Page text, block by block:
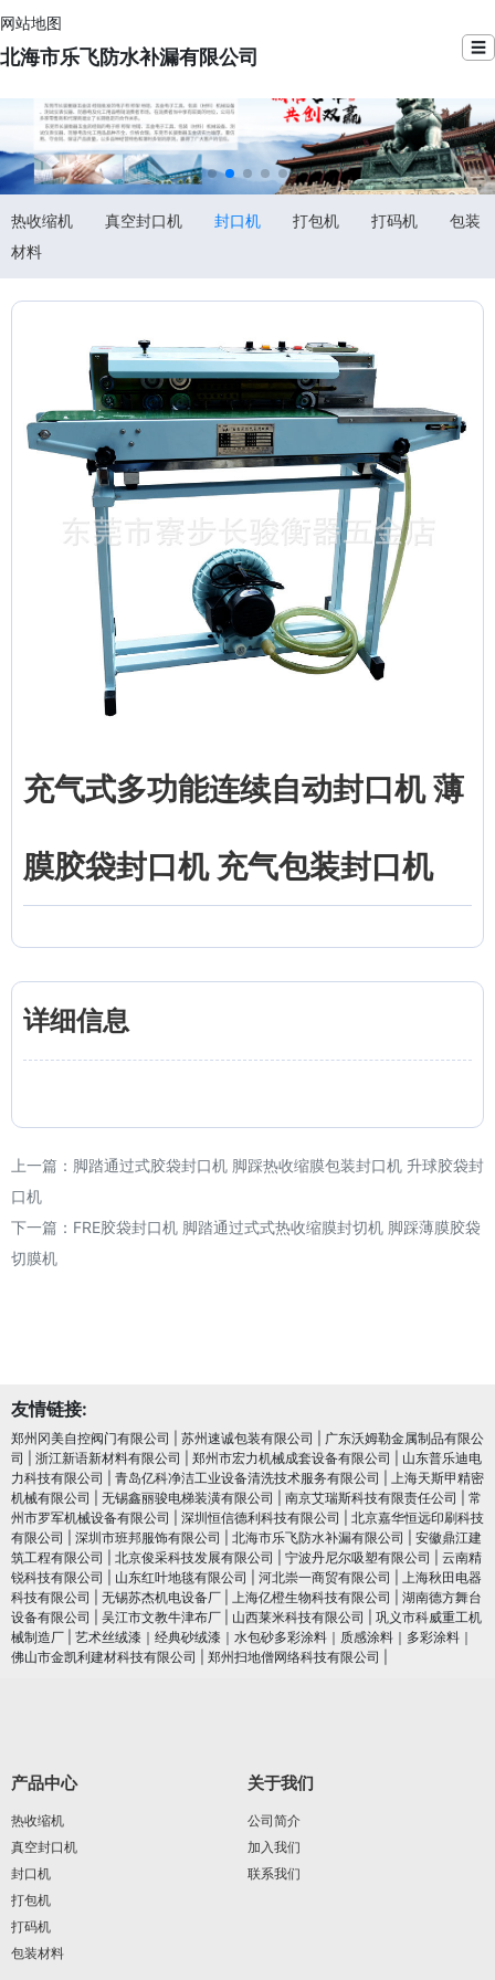
网站地图
北海市乐飞防水补漏有限公司 ☰
热收缩机 真空封口机 封口机 打包机 打码机
包装
材料
充气式多功能连续自动封口机 薄
膜胶袋封口机 充气包装封口机
详细信息
上一篇： 脚踏通过式胶袋封口机 脚踩热收缩膜包装封口机 升球胶袋封
口机
下一篇： FRE胶袋封口机 脚踏通过式式热收缩膜封切机 脚踩薄膜胶袋
切膜机
友情链接:
郑州冈美自控阀门有限公司 苏州速诚包装有限公司
广东沃姆勒金属制品有限公
司
浙江新语新材料有限公司 郑州市宏力机械成套设备有限公司
山东普乐迪电
力科技有限公司
青岛亿科净洁工业设备清洗技术服务有限公司
上海天斯甲精密
机械有限公司
无锡鑫丽骏电梯装潢有限公司 南京艾瑞斯科技有限责任公司
常
州市罗军机械设备有限公司
深圳恒信德利科技有限公司
北京嘉华恒远印刷科技
有限公司
深圳市班邦服饰有限公司 北海市乐飞防水补漏有限公司
安徽鼎江建
筑工程有限公司
北京俊采科技发展有限公司 宁波丹尼尔吸塑有限公司
云南精
锐科技有限公司
山东红叶地毯有限公司 河北崇一商贸有限公司
上海秋田电器
科技有限公司
无锡苏杰机电设备厂 上海亿橙生物科技有限公司
湖南德方舞台
设备有限公司
吴江市文教牛津布厂 山西莱米科技有限公司
巩义市科威重工机
械制造厂
艺术丝绒漆｜经典砂绒漆｜水包砂多彩涂料｜质感涂料｜多彩涂料｜
佛山市金凯利建材科技有限公司
郑州扫地僧网络科技有限公司
产品中心
热收缩机
真空封口机
封口机
打包机
打码机
包装材料
关于我们
公司简介
加入我们
联系我们